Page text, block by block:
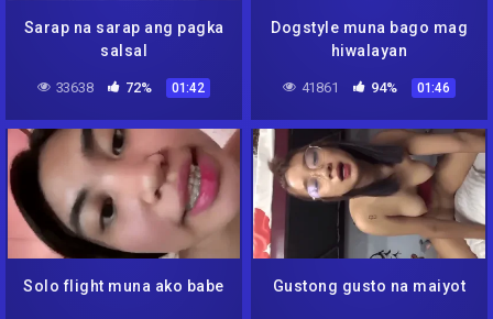
Sarap na sarap ang pagka
salsal
33638 72% 01:42
Dogstyle muna bago mag
hiwalayan
41861 94% 01:46
Solo flight muna ako babe Gustong gusto na maiyot